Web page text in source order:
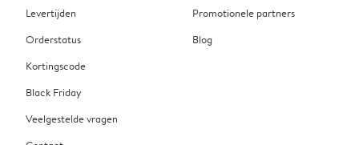
Levertijden
Orderstatus
Kortingscode
Black Friday
Veelgestelde vragen
Promotionele partners
Blog